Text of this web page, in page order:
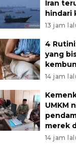
Iran
hindari
13 jam
4
yang
14 jam
UMKM
merek
14 jam